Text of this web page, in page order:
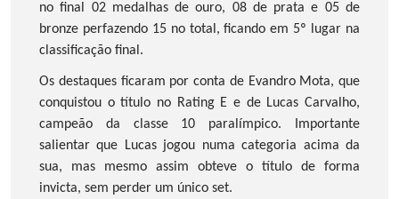
no final 02 medalhas de ouro, 08 de prata e 05 de
bronze perfazendo 15 no total, ficando em 5º lugar na
classificação final.
Os destaques ficaram por conta de Evandro Mota, que
conquistou o título no Rating E e de Lucas Carvalho,
campeão da classe 10 paralímpico. Importante
salientar que Lucas jogou numa categoria acima da
sua, mas mesmo assim obteve o título de forma
invicta, sem perder um único set.